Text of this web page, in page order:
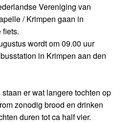
Vereniging van
/ Krimpen gaan in
fiets.
wordt om 09.00 uur
in Krimpen aan den
er wat langere tochten op
zonodig brood en drinken
duren tot ca half vier.